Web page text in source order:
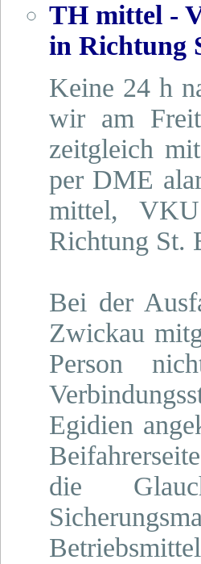
TH mittel -
in Richtung
Keine 24 h
wir am
zeitgleich
per DME
mittel,
Richtung St.
Bei der
Zwickau
Person
Egidien
die